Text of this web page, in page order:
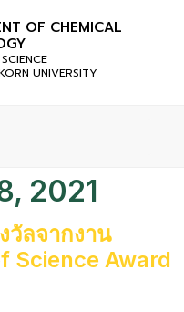
OF CHEMICAL
UNIVERSITY
2021
วัลจากงาน
Science Award